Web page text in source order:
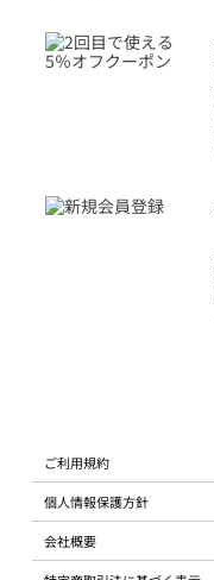
ご利用規約
個人情報保護方針
会社概要